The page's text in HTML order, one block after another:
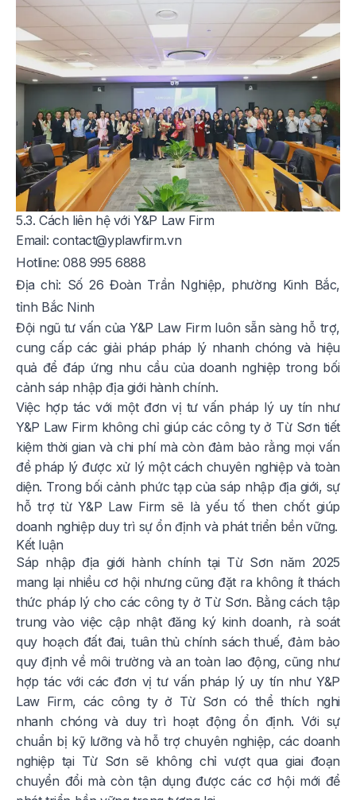
5.3. Cách liên hệ với Y&P Law Firm
Email:contact@yplawfirm.vn
Hotline: 088 995 6888
Địa chỉ: Số 26 Đoàn Trần Nghiệp, phường Kinh Bắc,
tỉnh Bắc Ninh
Đội ngũ tư vấn của Y&P Law Firm luôn sẵn sàng hỗ trợ,
cung cấp các giải pháp pháp lý nhanh chóng và hiệu
quả để đáp ứng nhu cầu của doanh nghiệp trong bối
cảnh sáp nhập địa giới hành chính.
Việc hợp tác với một đơn vị tư vấn pháp lý uy tín như
Y&P Law Firm không chỉ giúp các công ty ở Từ Sơn tiết
kiệm thời gian và chi phí mà còn đảm bảo rằng mọi vấn
đề pháp lý được xử lý một cách chuyên nghiệp và toàn
diện. Trong bối cảnh phức tạp của sáp nhập địa giới, sự
hỗ trợ từ Y&P Law Firm sẽ là yếu tố then chốt giúp
doanh nghiệp duy trì sự ổn định và phát triển bền vững.
Kết luận
Sáp nhập địa giới hành chính tại Từ Sơn năm 2025
mang lại nhiều cơ hội nhưng cũng đặt ra không ít thách
thức pháp lý cho các công ty ở Từ Sơn. Bằng cách tập
trung vào việc cập nhật đăng ký kinh doanh, rà soát
quy hoạch đất đai, tuân thủ chính sách thuế, đảm bảo
quy định về môi trường và an toàn lao động, cũng như
hợp tác với các đơn vị tư vấn pháp lý uy tín như Y&P
Law Firm, các công ty ở Từ Sơn có thể thích nghi
nhanh chóng và duy trì hoạt động ổn định. Với sự
chuẩn bị kỹ lưỡng và hỗ trợ chuyên nghiệp, các doanh
nghiệp tại Từ Sơn sẽ không chỉ vượt qua giai đoạn
chuyển đổi mà còn tận dụng được các cơ hội mới để